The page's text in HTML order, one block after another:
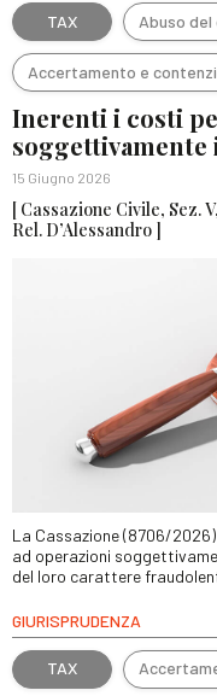
TAX Abuso
Accertamento e
Inerenti i costi
15 Giugno 2026
[ Cassazione Civile, Sez.
Rel. D’Alessandro ]
La Cassazione (8706/
ad operazioni
del loro carattere
GIURISPRUDENZA
TAX